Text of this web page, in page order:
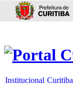
Ir para conteúdo
Institucional Curitiba